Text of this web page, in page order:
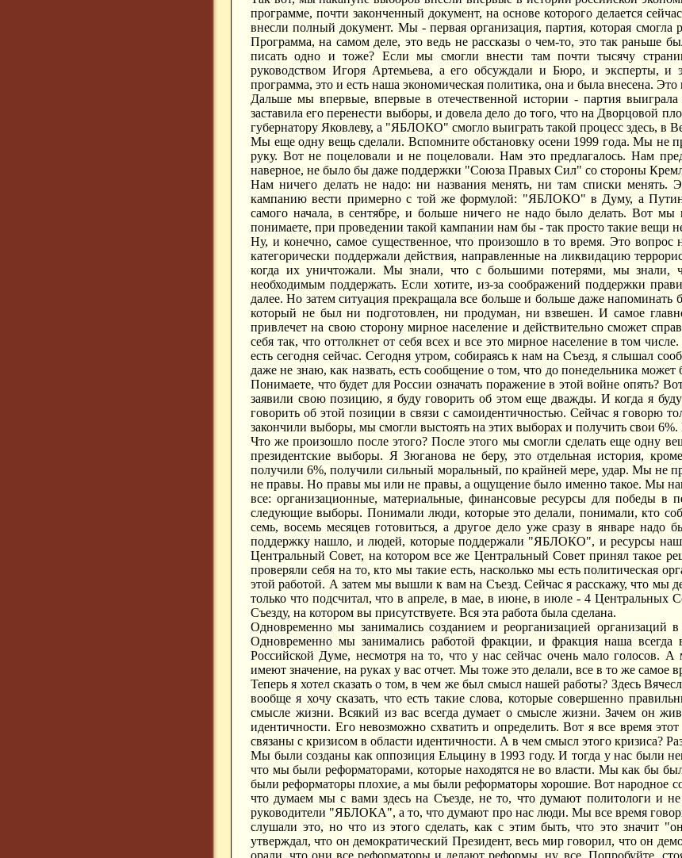
программе, почти законченный документ, на основе которого делается
внесли полный документ. Мы - первая организация, партия, которая смогла
Программа, на самом деле, это ведь не рассказы о чем-то, это так раньше
писать одно и тоже? Если мы смогли внести там почти тысячу
руководством Игоря Артемьева, а его обсуждали и Бюро, и эксперты, и
программа, это и есть наша экономическая политика, она и была внесена.
Дальше мы впервые, впервые в отечественной истории - партия
заставила его перенести выборы, и довела дело до того, что на Дворцовой
губернатору Яковлеву, а "ЯБЛОКО" смогло выиграть такой процесс здесь, в
Мы еще одну вещь сделали. Вспомните обстановку осени 1999 года. Мы не
руку. Вот не поцеловали и не поцеловали. Нам это предлагалось. Нам
наверное, не было бы даже поддержки "Союза Правых Сил" со стороны
Нам ничего делать не надо: ни названия менять, ни там списки
кампанию вести примерно с той же формулой: "ЯБЛОКО" в Думу, а
самого начала, в сентябре, и больше ничего не надо было делать. Вот
понимаете, при проведении такой кампании нам бы - так просто такие вещи
Ну, и конечно, самое существенное, что произошло в то время. Это
категорически поддержали действия, направленные на ликвидацию
когда их уничтожали. Мы знали, что с большими потерями, мы знали,
необходимым поддержать. Если хотите, из-за соображений поддержки
далее. Но затем ситуация прекращала все больше и больше даже напоминать
который не был ни подготовлен, ни продуман, ни взвешен. И самое
привлечет на свою сторону мирное население и действительно сможет
себя так, что оттолкнет от себя всех и все это мирное население в том
есть сегодня сейчас. Сегодня утром, собираясь к нам на Съезд, я слышал
даже не знаю, как назвать, есть сообщение о том, что до понедельника
Понимаете, что будет для России означать поражение в этой войне опять?
заявили свою позицию, я буду говорить об этом еще дважды. И когда я
говорить об этой позиции в связи с самоидентичностью. Сейчас я говорю
закончили выборы, мы смогли выстоять на этих выборах и получить свои
Что же произошло после этого? После этого мы смогли сделать еще одну
президентские выборы. Я Зюганова не беру, это отдельная история,
получили 6%, получили сильный моральный, по крайней мере, удар. Мы не
не правы. Но правы мы или не правы, а ощущение было именно такое. Мы
все: организационные, материальные, финансовые ресурсы для победы
следующие выборы. Понимали люди, которые это делали, понимали, кто
семь, восемь месяцев готовиться, а другое дело уже сразу в январе
поддержку нашло, и людей, которые поддержали "ЯБЛОКО", и ресурсы
Центральный Совет, на котором все же Центральный Совет принял такое
проверяли себя на то, кто мы такие есть, насколько мы есть
этой работой. А затем мы вышли к вам на Съезд. Сейчас я расскажу, что мы
только что подсчитал, что в апреле, в мае, в июне, в июле - 4 Центральных
Съезду, на котором вы присутствуете. Вся эта работа была сделана.
Одновременно мы занимались созданием и реорганизацией
Одновременно мы занимались работой фракции, и фракция наша
Российской Думе, несмотря на то, что у нас сейчас очень мало
имеют значение, на руках у вас отчет. Мы тоже это делали, все в то же самое
Теперь я хотел сказать о том, в чем же был смысл нашей работы? Здесь
вообще я хочу сказать, что есть такие слова, которые совершенно
смысле жизни. Всякий из вас всегда думает о смысле жизни. Зачем он
идентичности. Его невозможно схватить и определить. Вот я все время
связаны с кризисом в области идентичности. А в чем смысл этого кризиса?
Мы были созданы как оппозиция Ельцину в 1993 году. И тогда у нас были
что мы были реформаторами, которые находятся не во власти. Мы как бы
были реформаторы плохие, а мы были реформаторы хорошие. Вот народное
что думаем мы с вами здесь на Съезде, не то, что думают политологи и
руководители "ЯБЛОКА", а то, что думают про нас люди. Мы все время
слушали это, но что из этого сделать, как с этим быть, что это значит
утверждал, что он демократический Президент, весь мир говорил, что он